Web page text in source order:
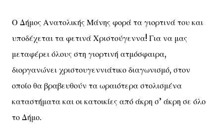
Ο Δήμος Ανατολικής Μάνης φορά τα γιορτινά του και
υποδέχεται τα φετινά Χριστούγεννα! Για να μας
μεταφέρει όλους στη γιορτινή ατμόσφαιρα,
διοργανώνει χριστουγεννιάτικο διαγωνισμό, στον
οποίο θα βραβευθούν τα ωραιότερα στολισμένα
καταστήματα και οι κατοικίες από άκρη σ’ άκρη σε όλο
το Δήμο.